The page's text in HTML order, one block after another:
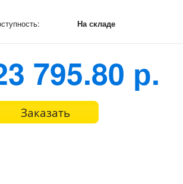
На складе
795.80 р.
Заказать